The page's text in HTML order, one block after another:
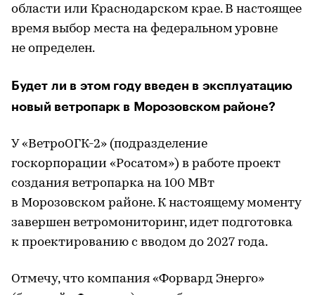
области или Краснодарском крае. В настоящее
время выбор места на федеральном уровне
не определен.
Будет ли в этом году введен в эксплуатацию
новый ветропарк в Морозовском районе?
У «ВетроОГК-2» (подразделение
госкорпорации «Росатом») в работе проект
создания ветропарка на 100 МВт
в Морозовском районе. К настоящему моменту
завершен ветромониторинг, идет подготовка
к проектированию с вводом до 2027 года.
Отмечу, что компания «Форвард Энерго»